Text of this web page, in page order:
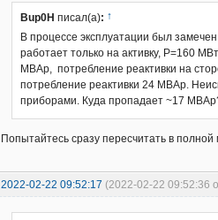
Bup0H писал(а): ↑
В процессе эксплуатации был
работает только на активку, P=160
МВАр, потребление реактивки на
потребление реактивки 24 MВАр.
приборами. Куда пропадает ~17
Попытайтесь сразу пересчитать в
2022-02-22 09:52:17 (2022-02-22 09:52:36